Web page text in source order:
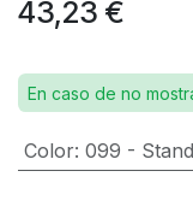
43,23 €
En caso de no
Color: 099 -